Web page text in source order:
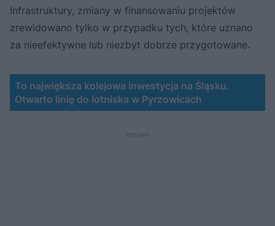
Infrastruktury, zmiany w finansowaniu projektów
zrewidowano tylko w przypadku tych, które uznano
za nieefektywne lub niezbyt dobrze przygotowane.
To największa kolejowa inwestycja na Śląsku.
Otwarto linię do lotniska w Pyrzowicach